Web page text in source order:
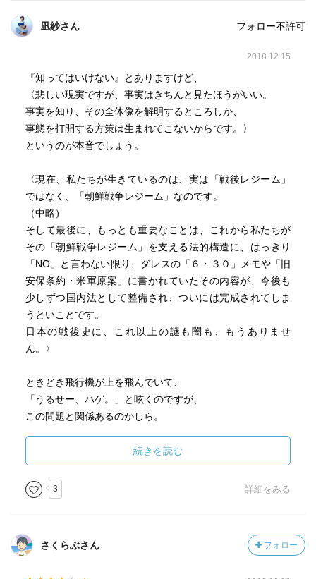
凪紗さん フォロー不許可
2018.12.15
『知ってはいけない』とありますけど、
〈悲しい現実ですが、事実はきちんと見たほうがいい。
事実を知り、その全体像を解明するところしか、
事態を打開する方策は生まれてこないからです。〉
というのが本音でしょう。
〈現在、私たちが生きているのは、実は「戦後レジーム」
ではなく、「朝鮮戦争レジーム」なのです。
（中略）
そして最後に、もっとも重要なことは、これから私たちが
その「朝鮮戦争レジーム」を支える法的構造に、はっきり
「NO」と言わない限り、ダレスの「６・３０」メモや「旧
安保条約・米軍原案」に書かれていたその内容が、今後も
少しずつ国内法として整備され、ついには完成されてしま
うといことです。
日本の戦後史に、これ以上の謎も闇も、もうありませ
ん。〉
ときどき飛行機が上を飛んでいて、
「うるせー、ハゲ。」と呟くのですが、
この問題と関係あるのかしら。
歴史の本いろいろ読んできて腹の立つことはたくさんあっ
たし、最近の事件でも医大不正事件,飲食店ドタキャン問題
などとても不愉快。
ていきません
だって朝鮮特需というのもきくし。
続きを読む
3 詳細をみる
さくらぶさん フォロー